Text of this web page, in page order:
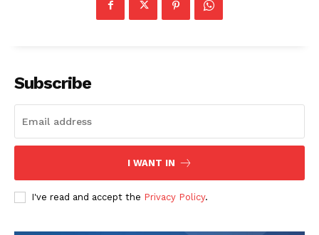
Subscribe
I WANT IN
I've read and accept the Privacy Policy.